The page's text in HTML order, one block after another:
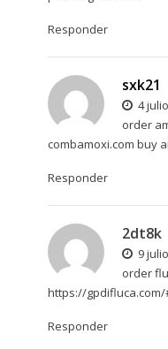
Responder
sxk21
4
order
combamoxi.com buy
Responder
2dt8k
9
order
https://gpdifluca.com/
Responder